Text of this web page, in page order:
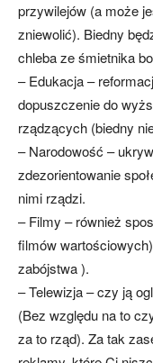
przywilejów (a może
zniewolić). Biedny
chleba ze śmietnika
– Edukacja –
dopuszczenie do
rządzących (biedny
– Narodowość –
zdezorientowanie
nimi rządzi.
– Filmy – również
filmów
zabójstwa ).
– Telewizja – czy ją
(Bez względu na to
za to rząd). Za tak